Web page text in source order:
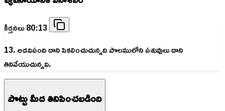
కీర్తనలు 80:13
13. అడవిపంది దాని పెకలించుచున్నది పొలములోని పశువులు దాని
తినివేయుచున్నవి.
పొట్టు మీద తినిపించబడింది